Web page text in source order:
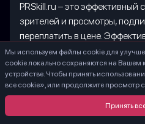
PRSkill.ru – это эффективный
зрителей и просмотры,
переплатить в цене.
от креативности стрима,
трансляции, а также
противном случае
ожидаемого эффекта –
окажется минимальным, а
Мы используем файлы cookie для
cookie локально сохраняются на
устройстве. Чтобы принять
все cookie», или продолжите просмотр
Принять